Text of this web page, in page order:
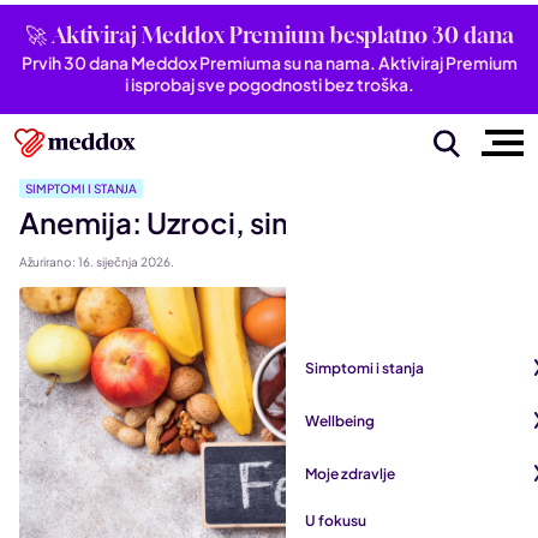
🚀 Aktiviraj Meddox Premium besplatno 30 dana
Prvih 30 dana Meddox Premiuma su na nama. Aktiviraj Premium
i isprobaj sve pogodnosti bez troška.
Simptomi i stanja
Bubrezi i mokraćni sustav
Dišni sustav
Wellbeing
Moje zdravlje
Pogledaj sve iz kategorije
U fokusu
SIMPTOMI I STANJA
Anemija: Uzroci, simptomi i liječenje
Ažurirano: 16. siječnja 2026.